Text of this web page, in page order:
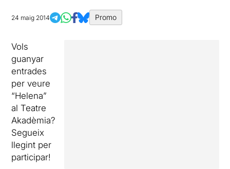
24 maig 2014 Promo
Vols
guanyar
entrades
per veure
“Helena”
al Teatre
Akadèmia?
Segueix
llegint per
participar!